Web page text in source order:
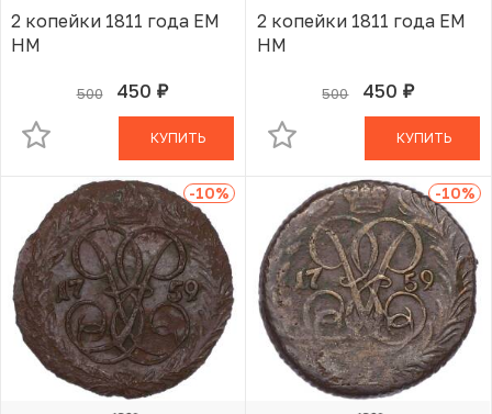
2 копейки 1811 года ЕМ
НМ
500 450 руб.
В КОРЗИНЕ
КУПИТЬ
2 копейки 1811 года ЕМ
НМ
500 450 руб.
В КОРЗИНЕ
КУПИТЬ
-10% -10%